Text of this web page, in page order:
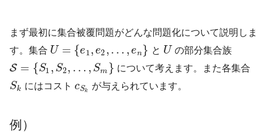
まず最初に集合被覆問題がどんな問題化について説明しま
す。集合 U = {e1, e2 , … , en} と U の部分集合族
S = {S1 , S2, … , Sm } について考えます。また各集合
Sk にはコストcSk が与えられています。
例）